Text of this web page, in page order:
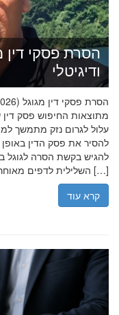
הסרת פסקי דין
ודיגיטלי
מתוצאות החיפוש פסק דין
עלול לגרום נזק מתמשך
להסיר את פסק הדין באופן
להגיש בקשת הסרה לגוגל
השלילית לדפים מאוחרים יותר […]
קרא עוד